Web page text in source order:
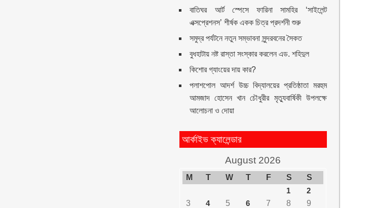
বাতিঘর আর্ট স্পেসে ফারিনা সামহির ‘সাইলেন্ট
এক্সপ্রেশনস’ শীর্ষক একক চিত্র প্রদর্শনী শুরু
সমুদ্র পর্যটনে নতুন সম্ভাবনা সুন্দরবনের সৈকত
বুধহাটায় নষ্ট রাস্তা সংস্কার করলেন এড. শহিদুল
কিশোর গ্যাংয়ের দায় কার?
পলাশপোল আদর্শ উচ্চ বিদ্যালয়ের প্রতিষ্ঠাতা মরহুম
আমজাদ হোসেন খান চৌধুরীর মৃত্যুবার্ষিকী উপলক্ষে
আলোচনা ও দোয়া
আর্কাইভ ক্যালেন্ডার
August 2026
M T W T F S
S
1
2
3
4 5 6 7 8
9